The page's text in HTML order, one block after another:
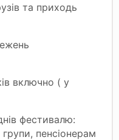
та приходь
включно ( у
фестивалю:
пенсіонерам